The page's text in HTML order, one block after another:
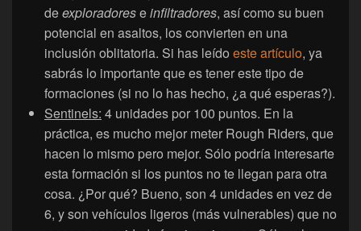
deexploradoreseinfiltradores, así como su buen
potencial en asaltos, los convierten en una
inclusión oblitatoria. Si has leído este artículo, ya
sabrás lo importante que es tener este tipo de
formaciones (si no lo has hecho, ¿a qué esperas?).
Sentinels: 4 unidades por 100 puntos. En la
práctica, es mucho mejor meter Rough Riders, que
hacen lo mismo pero mejor. Sólo podría interesarte
esta formación si los puntos no te llegan para otra
cosa. ¿Por qué? Bueno, son 4 unidades en vez de
6, y son vehículos ligeros (más vulnerables) que no